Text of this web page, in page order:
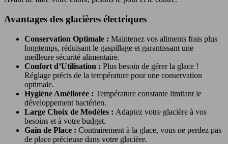
Avantages des glacières électriques
Conservation Optimale : Maintenez vos aliments frais plus
longtemps, réduisant le gaspillage et garantissant une
meilleure sécurité alimentaire.
Confort d’Utilisation : Plus besoin de gérer la glace !
Réglage précis de la température pour une conservation
optimale.
Hygiène Améliorée : Température constante limitant le
développement bactérien.
Large Choix de Modèles : Adaptez votre glacière à vos
besoins et à votre budget.
Gain de Place : Contrairement à la glace, vous ne perdez pas
de place précieuse dans votre glacière.